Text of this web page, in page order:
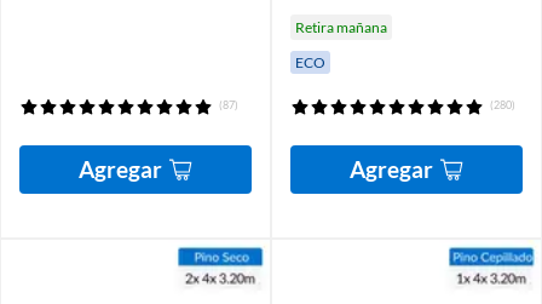
(87)
Agregar
Retira mañana
ECO
(280)
Agregar